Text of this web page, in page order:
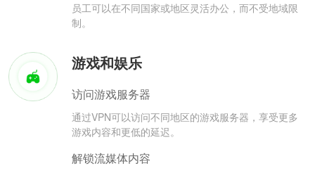
员工可以在不同国家或地区灵活办公，而不受地域限
制。
游戏和娱乐
访问游戏服务器
通过VPN可以访问不同地区的游戏服务器，享受更多
游戏内容和更低的延迟。
解锁流媒体内容